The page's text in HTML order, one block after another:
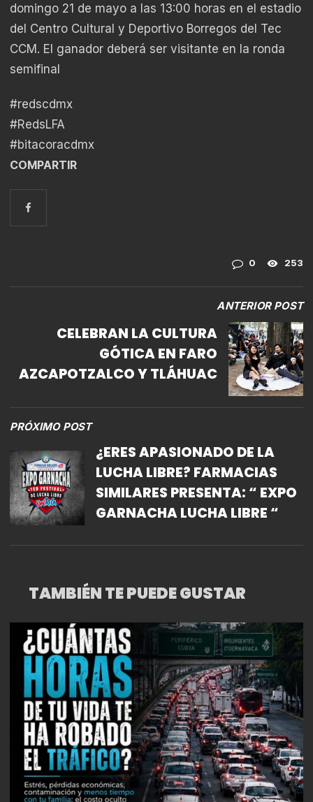
domingo 21 de mayo a las 13:00 horas en el estadio
del Centro Cultural y Deportivo Borregos del Tec
CCM. El ganador deberá ser visitante en la ronda
semifinal
#redscdmx
#RedsLFA
#bitacoracdmx
COMPARTIR
0 253
ANTERIOR POST
CELEBRAN LA CULTURA
GÓTICA EN FARO
AZCAPOTZALCO Y TLÁHUAC
PRÓXIMO POST
¿ERES APASIONADO DE LA
LUCHA LIBRE? FARMACIAS
SIMILARES PRESENTA: “ EXPO
GARNACHA LUCHA LIBRE “
TAMBIÉN TE PUEDE GUSTAR